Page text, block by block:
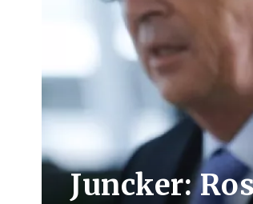
Juncker: